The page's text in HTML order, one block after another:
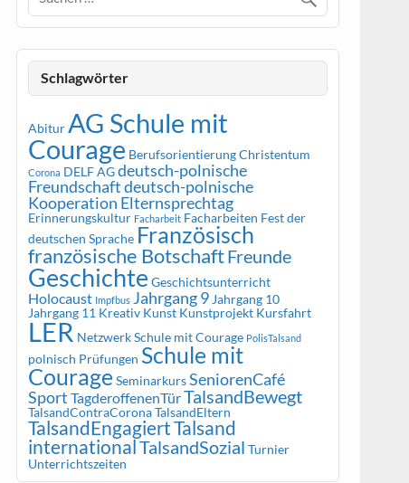
Schlagwörter
AbiturAG Schule mit
Courage BerufsorientierungChristentum
Corona DELF AGdeutsch-polnische
Freundschaftdeutsch-polnische
Kooperation Elternsprechtag
Erinnerungskultur Facharbeit Facharbeiten Fest der
deutschen Sprache Französisch
französische BotschaftFreunde
Geschichte Geschichtsunterricht
Holocaust Impfbus Jahrgang 9 Jahrgang 10
Jahrgang 11 Kreativ Kunst Kunstprojekt Kursfahrt
LER Netzwerk Schule mit Courage PolisTalsand
polnisch Prüfungen Schule mit
Courage SeminarkursSeniorenCafé
Sport TagderoffenenTürTalsandBewegt
TalsandContraCoronaTalsandEltern
TalsandEngagiertTalsand
internationalTalsandSozial Turnier
Unterrichtszeiten